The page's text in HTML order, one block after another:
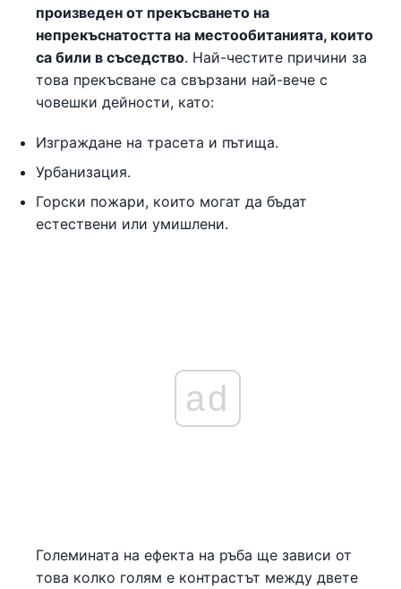
произведен от прекъсването на
непрекъснатостта на местообитанията, които
са били в съседство. Най-честите причини за
това прекъсване са свързани най-вече с
човешки дейности, като:
Изграждане на трасета и пътища.
Урбанизация.
Горски пожари, които могат да бъдат
естествени или умишлени.
ad
Големината на ефекта на ръба ще зависи от
това колко голям е контрастът между двете